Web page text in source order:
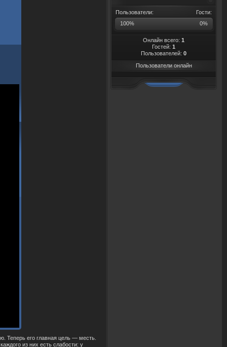
Гости:
Пользователи:
100%
0%
Онлайн всего: 1
Гостей: 1
Пользователей: 0
Пользователи онлайн
Теперь его главная цель — месть.
из них есть слабости: у